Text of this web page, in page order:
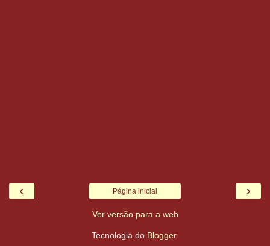
‹ ›
Página inicial
Ver versão para a web
Tecnologia do Blogger.